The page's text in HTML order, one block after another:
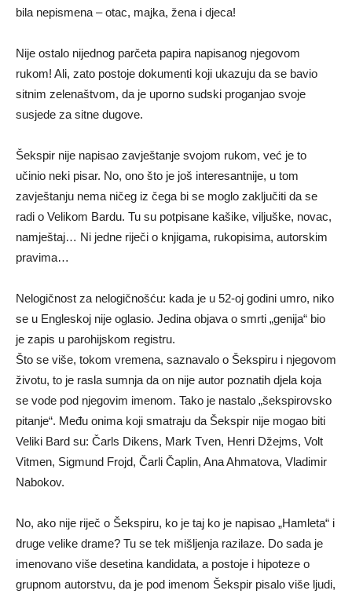
bila nepismena – otac, majka, žena i djeca!
Nije ostalo nijednog parčeta papira napisanog njegovom
rukom! Ali, zato postoje dokumenti koji ukazuju da se bavio
sitnim zelenaštvom, da je uporno sudski proganjao svoje
susjede za sitne dugove.
Šekspir nije napisao zavještanje svojom rukom, već je to
učinio neki pisar. No, ono što je još interesantnije, u tom
zavještanju nema ničeg iz čega bi se moglo zaključiti da se
radi o Velikom Bardu. Tu su potpisane kašike, viljuške, novac,
namještaj… Ni jedne riječi o knjigama, rukopisima, autorskim
pravima…
Nelogičnost za nelogičnošću: kada je u 52-oj godini umro, niko
se u Engleskoj nije oglasio. Jedina objava o smrti „genija“ bio
je zapis u parohijskom registru.
Što se više, tokom vremena, saznavalo o Šekspiru i njegovom
životu, to je rasla sumnja da on nije autor poznatih djela koja
se vode pod njegovim imenom. Tako je nastalo „šekspirovsko
pitanje“. Među onima koji smatraju da Šekspir nije mogao biti
Veliki Bard su: Čarls Dikens, Mark Tven, Henri Džejms, Volt
Vitmen, Sigmund Frojd, Čarli Čaplin, Ana Ahmatova, Vladimir
Nabokov.
No, ako nije riječ o Šekspiru, ko je taj ko je napisao „Hamleta“ i
druge velike drame? Tu se tek mišljenja razilaze. Do sada je
imenovano više desetina kandidata, a postoje i hipoteze o
grupnom autorstvu, da je pod imenom Šekspir pisalo više ljudi,